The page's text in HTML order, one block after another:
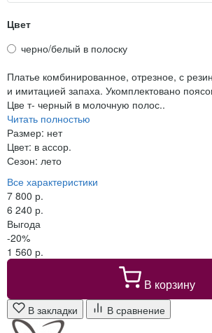
Цвет
черно/белый в полоску
Платье комбинированное, отрезное, с
и имитацией запаха. Укомплектовано
Цве т- черный в молочную полос..
Читать полностью
Размер: нет
Цвет: в ассор.
Сезон: лето
Все характеристики
7 800 р.
6 240 р.
Выгода
-20%
1 560 р.
В корзину
В закладки В сравнение